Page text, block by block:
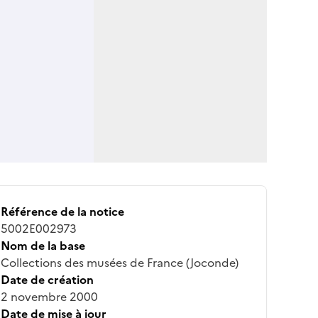
Référence de la notice
5002E002973
Nom de la base
Collections des musées de France (Joconde)
Date de création
2 novembre 2000
Date de mise à jour